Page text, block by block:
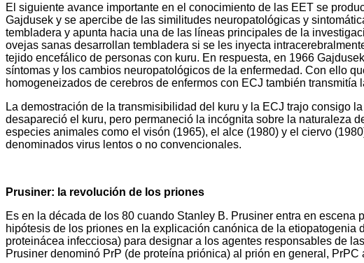
El siguiente avance importante en el conocimiento de las EET se
Gajdusek y se apercibe de las similitudes neuropatológicas y
tembladera y apunta hacia una de las líneas principales de la
ovejas sanas desarrollan tembladera si se les inyecta
tejido encefálico de personas con kuru. En respuesta, en 1966
síntomas y los cambios neuropatológicos de la enfermedad. Con ello
homogeneizados de cerebros de enfermos con ECJ también transmitía
La demostración de la transmisibilidad del kuru y la ECJ trajo consigo
desapareció el kuru, pero permaneció la incógnita sobre la naturaleza
especies animales como el visón (1965), el alce (1980) y el ciervo
denominados virus lentos o no convencionales.
Prusiner: la revolución de los priones
Es en la década de los 80 cuando Stanley B. Prusiner entra en
hipótesis de los priones en la explicación canónica de la
proteinácea infecciosa) para designar a los agentes responsables de
Prusiner denominó PrP (de proteína priónica) al prión en general,